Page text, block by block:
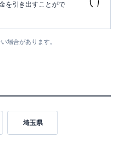
を引き出すことがで
場合があります。
埼玉県